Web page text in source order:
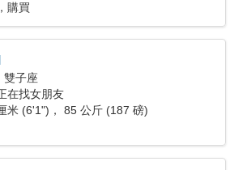
購買
雙子座
在找女朋友
米 (6'1")， 85 公斤 (187 磅)